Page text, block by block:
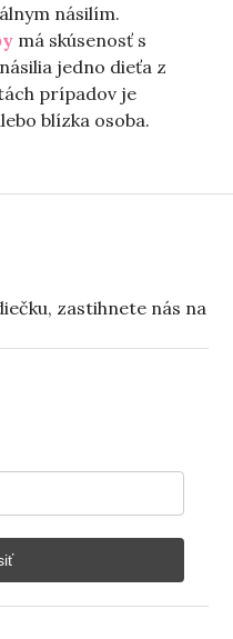
násilím.
má skúsenosť s
jedno dieťa z
prípadov je
blízka osoba.
nie je o otužovaní“
zastihnete nás na